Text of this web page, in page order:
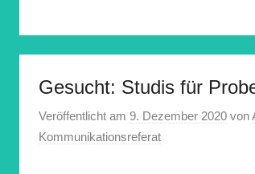
Gesucht: Studis für
Veröffentlicht am 9. Dezember 2020 von
Kommunikationsreferat